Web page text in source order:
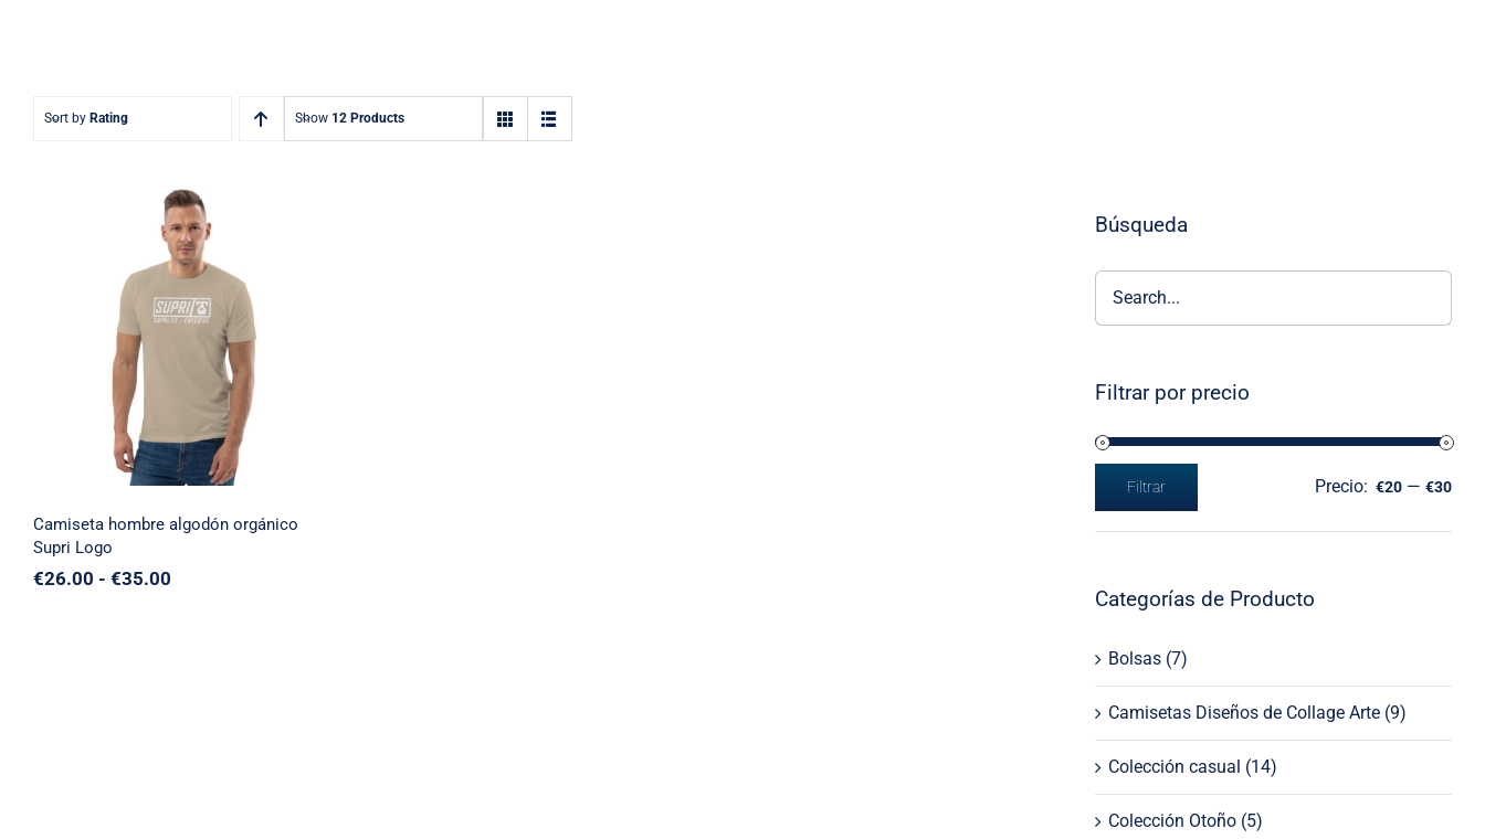
Sort by Rating Show 12 Products
Camiseta hombre algodón
orgánico Supri Logo
Camiseta hombre algodón orgánico
Supri Logo
€26.00 - €35.00Rango
Búsqueda
Filtrar por precio
mínimo
máximo
Filtrar Precio: €20 —€30
Categorías de Producto
Bolsas (7)
Camisetas Diseños de Collage Arte (9)
Colección casual (14)
Colección Otoño (5)